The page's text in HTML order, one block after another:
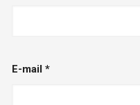
E-mail*